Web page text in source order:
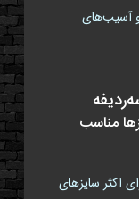
آسیب‌های
مناسب
اکثر سایزهای